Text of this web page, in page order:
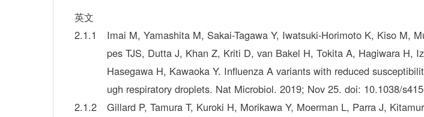
英文
2.1.1
Imai M, Yamashita M, Sakai-Tagawa Y, Iwatsuki-Horimoto K, Kiso M,
pes TJS, Dutta J, Khan Z, Kriti D, van Bakel H, Tokita A, Hagiwara H,
Hasegawa H, Kawaoka Y. Influenza A variants with reduced
ugh respiratory droplets. Nat Microbiol. 2019; Nov 25. doi: 10.1038/
2.1.2
Gillard P, Tamura T, Kuroki H, Morikawa Y, Moerman L, Parra J,